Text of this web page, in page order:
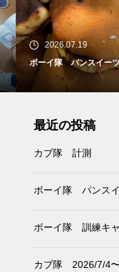
2026.07.19
ボーイ隊 パンスイーツ
最近の投稿
カブ隊 計測
ボーイ隊 パンス
ボーイ隊 訓練キ
カブ隊 2026/7/4